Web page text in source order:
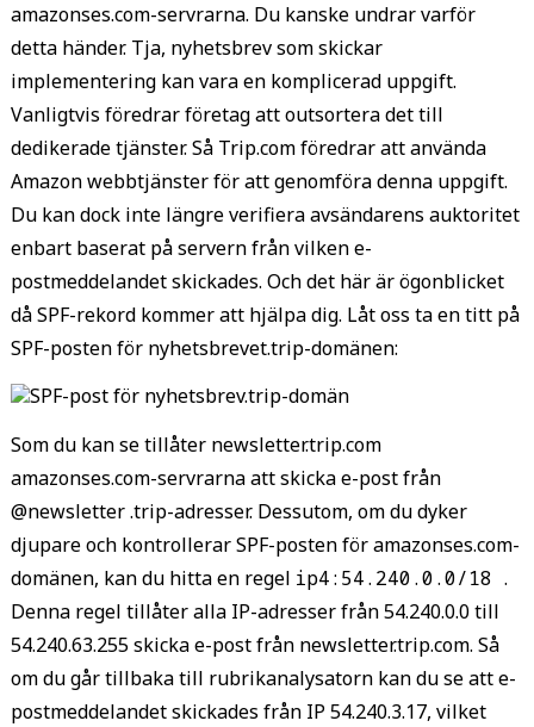
amazonses.com-servrarna. Du kanske undrar varför
detta händer. Tja, nyhetsbrev som skickar
implementering kan vara en komplicerad uppgift.
Vanligtvis föredrar företag att outsortera det till
dedikerade tjänster. Så Trip.com föredrar att använda
Amazon webbtjänster för att genomföra denna uppgift.
Du kan dock inte längre verifiera avsändarens auktoritet
enbart baserat på servern från vilken e-
postmeddelandet skickades. Och det här är ögonblicket
då SPF-rekord kommer att hjälpa dig. Låt oss ta en titt på
SPF-posten för nyhetsbrevet.trip-domänen:
Som du kan se tillåter newsletter.trip.com
amazonses.com-servrarna att skicka e-post från
@newsletter .trip-adresser. Dessutom, om du dyker
djupare och kontrollerar SPF-posten för amazonses.com-
domänen, kan du hitta en regel ip4:54.240.0.0/18 .
Denna regel tillåter alla IP-adresser från 54.240.0.0 till
54.240.63.255 skicka e-post från newsletter.trip.com. Så
om du går tillbaka till rubrikanalysatorn kan du se att e-
postmeddelandet skickades från IP 54.240.3.17, vilket